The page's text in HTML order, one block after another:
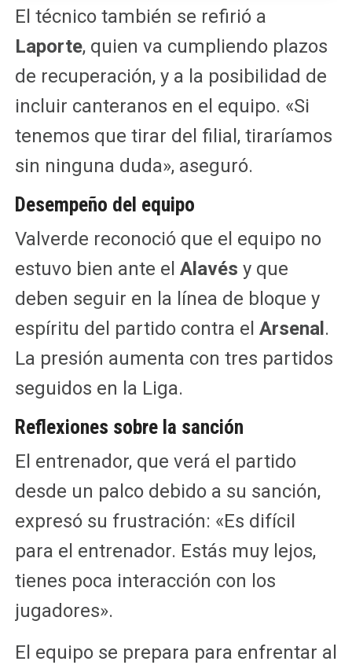
El técnico también se refirió a
Laporte, quien va cumpliendo plazos
de recuperación, y a la posibilidad de
incluir canteranos en el equipo. «Si
tenemos que tirar del filial, tiraríamos
sin ninguna duda», aseguró.
Desempeño del equipo
Valverde reconoció que el equipo no
estuvo bien ante el Alavés y que
deben seguir en la línea de bloque y
espíritu del partido contra el Arsenal .
La presión aumenta con tres partidos
seguidos en la Liga.
Reflexiones sobre la sanción
El entrenador, que verá el partido
desde un palco debido a su sanción,
expresó su frustración: «Es difícil
para el entrenador. Estás muy lejos,
tienes poca interacción con los
jugadores».
El equipo se prepara para enfrentar al